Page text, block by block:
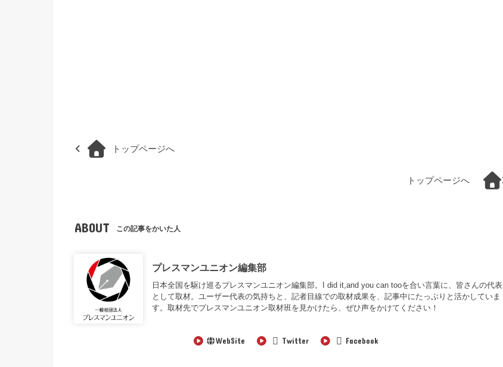
トップページへ
トップページへ
ABOUT この記事をかいた人
プレスマンユニオン編集部
日本全国を駆け巡るプレスマンユニオン編集部。I did it,and you can tooを合い言葉に、皆さんの代表
として取材。ユーザー代表の気持ちと、記者目線での取材成果を、記事中にたっぷりと活かしていま
す。取材先でプレスマンユニオン取材班を見かけたら、ぜひ声をかけてください！
WebSite Twitter Facebook